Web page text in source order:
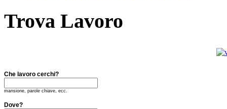
Trova Lavoro
Che lavoro cerchi?
mansione, parole chiave, ecc.
Dove?